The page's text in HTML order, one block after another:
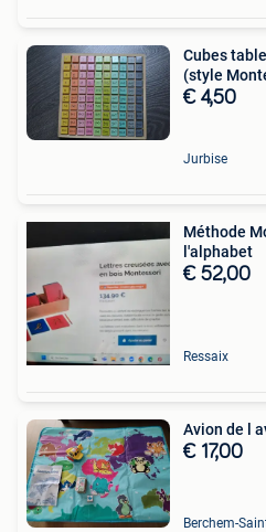
Cubes
(style
€ 4,50
Jurbise
Méthode
l'alphabet
€ 52,00
Ressaix
Avion de l
€ 17,00
Berchem-